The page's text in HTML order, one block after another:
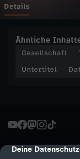
cmp-dialog-
Deine
S
A
G
R
,
Details
Ähnliche
Gesellschaft
Untertitel